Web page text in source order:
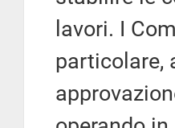
lavori. I
particolare,